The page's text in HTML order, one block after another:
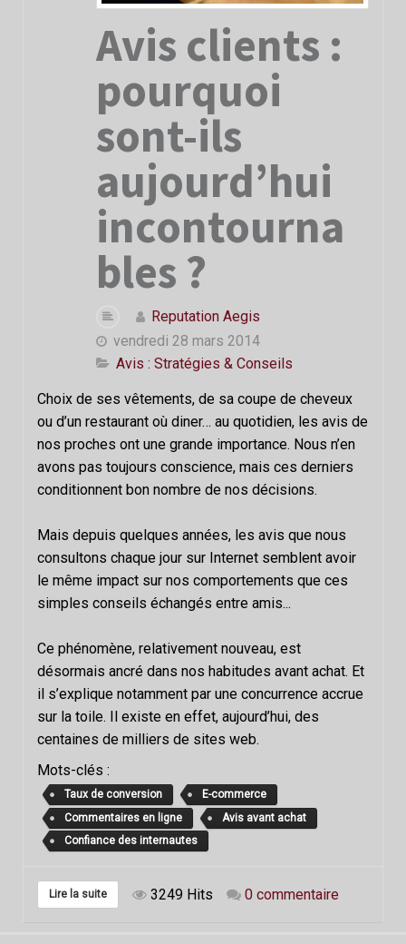
Avis clients :
pourquoi
sont-ils
aujourd’hui
incontourna
bles ?
Reputation Aegis
vendredi 28 mars 2014
Avis : Stratégies & Conseils
Choix de ses vêtements, de sa coupe de cheveux
ou d’un restaurant où diner… au quotidien, les avis de
nos proches ont une grande importance. Nous n’en
avons pas toujours conscience, mais ces derniers
conditionnent bon nombre de nos décisions.
Mais depuis quelques années, les avis que nous
consultons chaque jour sur Internet semblent avoir
le même impact sur nos comportements que ces
simples conseils échangés entre amis...
Ce phénomène, relativement nouveau, est
désormais ancré dans nos habitudes avant achat. Et
il s’explique notamment par une concurrence accrue
sur la toile. Il existe en effet, aujourd’hui, des
centaines de milliers de sites web.
Mots-clés :
Taux de conversion
E-commerce
Commentaires en ligne
Avis avant achat
Confiance des internautes
Lire la suite 3249 Hits 0 commentaire